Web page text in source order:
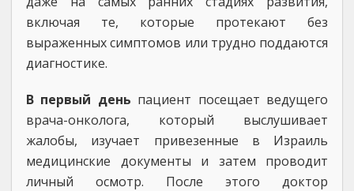
включая те, которые протекают без
выраженных симптомов или трудно поддаются
диагностике.
В первый день пациент посещает ведущего
врача-онколога, который выслушивает
жалобы, изучает привезенные в Израиль
медицинские документы и затем проводит
личный осмотр. После этого доктор